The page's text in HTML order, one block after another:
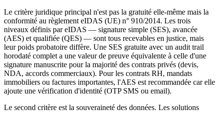
Le critère juridique principal n'est pas la gratuité elle-même mais la
conformité au règlement eIDAS (UE) n° 910/2014. Les trois
niveaux définis par eIDAS — signature simple (SES), avancée
(AES) et qualifiée (QES) — sont tous recevables en justice, mais
leur poids probatoire diffère. Une SES gratuite avec un audit trail
horodaté complet a une valeur de preuve équivalente à celle d'une
signature manuscrite pour la majorité des contrats privés (devis,
NDA, accords commerciaux). Pour les contrats RH, mandats
immobiliers ou factures importantes, l'AES est recommandée car elle
ajoute une vérification d'identité (OTP SMS ou email).
Le second critère est la souveraineté des données. Les solutions